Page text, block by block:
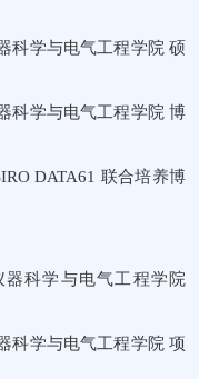
科学与电气工程学院 硕
科学与电气工程学院 博
DATA61 联合培养博
器科学与电气工程学院
科学与电气工程学院 项